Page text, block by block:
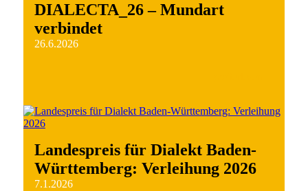
DIALECTA_26 – Mundart
verbindet
26.6.2026
Landespreis für Dialekt Baden-
Württemberg: Verleihung 2026
7.1.2026